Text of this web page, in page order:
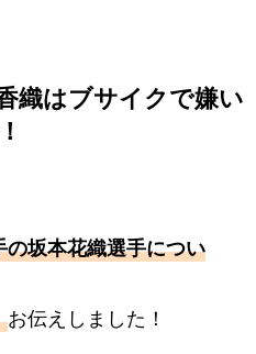
織はブサイクで嫌い
坂本花織選手につい
お伝えしました！